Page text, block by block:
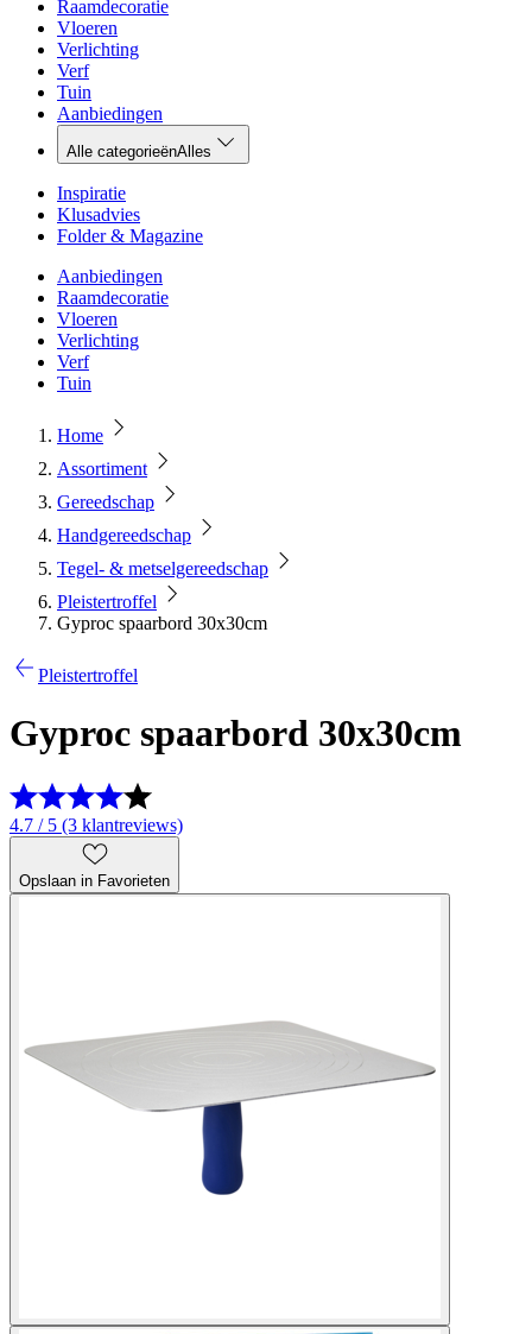
Raamdecoratie
Vloeren
Verlichting
Verf
Tuin
Aanbiedingen
Alle categorieënAlles
Inspiratie
Klusadvies
Folder & Magazine
Aanbiedingen
Raamdecoratie
Vloeren
Verlichting
Verf
Tuin
Home
Assortiment
Gereedschap
Handgereedschap
Tegel- & metselgereedschap
Pleistertroffel
Gyproc spaarbord 30x30cm
Pleistertroffel
Gyproc spaarbord 30x30cm
4.7 / 5 (3 klantreviews)
Opslaan in Favorieten